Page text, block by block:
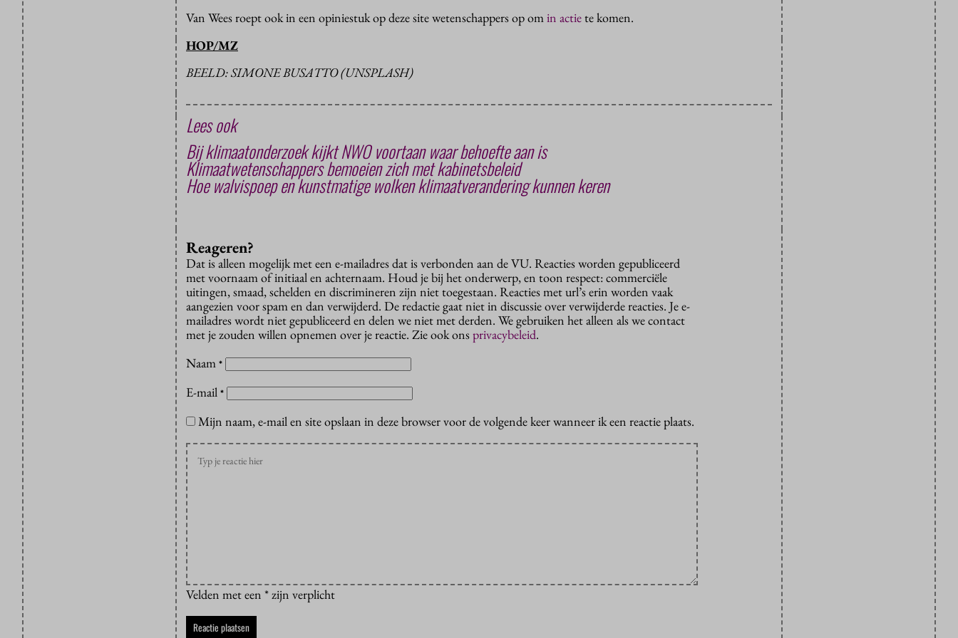
Van Wees roept ook in een opiniestuk op deze site wetenschappers op om in actiete komen.
HOP/MZ
BEELD: SIMONE BUSATTO (UNSPLASH)
Lees ook
Bij klimaatonderzoek kijkt NWO voortaan waar behoefte aan is
Klimaatwetenschappers bemoeien zich met kabinetsbeleid
Hoe walvispoep en kunstmatige wolken klimaatverandering kunnen keren
Reageren?
Dat is alleen mogelijk met een e-mailadres dat is verbonden aan de VU. Reacties worden gepubliceerd
met voornaam of initiaal en achternaam. Houd je bij het onderwerp, en toon respect: commerciële
uitingen, smaad, schelden en discrimineren zijn niet toegestaan. Reacties met url’s erin worden vaak
aangezien voor spam en dan verwijderd. De redactie gaat niet in discussie over verwijderde reacties. Je e-
mailadres wordt niet gepubliceerd en delen we niet met derden. We gebruiken het alleen als we contact
met je zouden willen opnemen over je reactie. Zie ook onsprivacybeleid.
Naam *
E-mail *
Mijn naam, e-mail en site opslaan in deze browser voor de volgende keer wanneer ik een reactie plaats.
Velden met een * zijn verplicht